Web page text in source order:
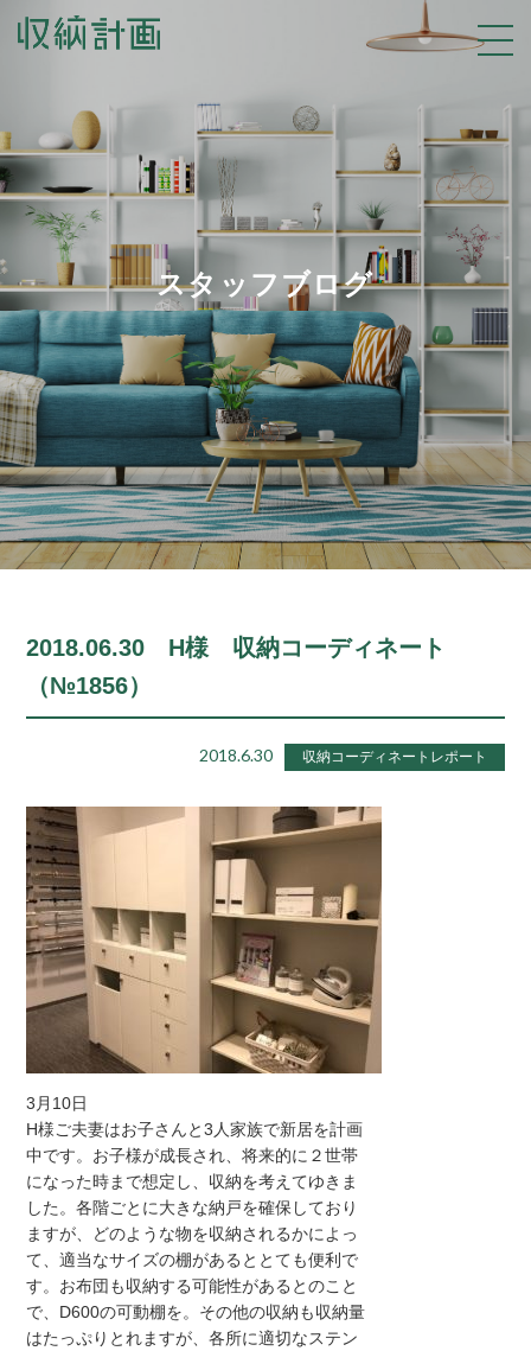
スタッフブログ
2018.06.30 H様 収納コーディネート
（№1856）
2018.6.30 収納コーディネートレポート
3月10日
H様ご夫妻はお子さんと3人家族で新居を計画
中です。お子様が成長され、将来的に２世帯
になった時まで想定し、収納を考えてゆきま
した。各階ごとに大きな納戸を確保しており
ますが、どのような物を収納されるかによっ
て、適当なサイズの棚があるととても便利で
す。お布団も収納する可能性があるとのこと
で、D600の可動棚を。その他の収納も収納量
はたっぷりとれますが、各所に適切なステン